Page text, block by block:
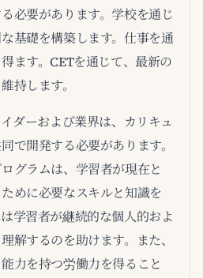
必要があります。学校を通じ
基礎を構築します。仕事を通
ます。CETを通じて、最新の
持します。
ダーおよび業界は、カリキュ
で開発する必要があります。
グラムは、学習者が現在と
めに必要なスキルと知識を
学習者が継続的な個人的およ
解するのを助けます。また、
力を持つ労働力を得ること